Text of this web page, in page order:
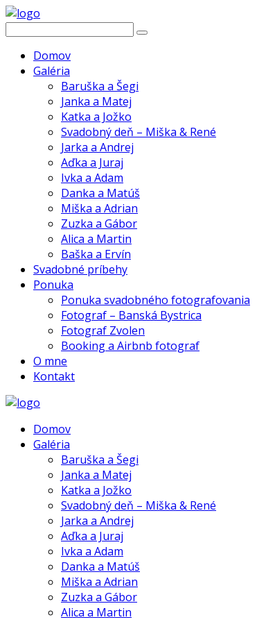
Domov
Galéria
Baruška a Šegi
Janka a Matej
Katka a Jožko
Svadobný deň – Miška & René
Jarka a Andrej
Aďka a Juraj
Ivka a Adam
Danka a Matúš
Miška a Adrian
Zuzka a Gábor
Alica a Martin
Baška a Ervín
Svadobné príbehy
Ponuka
Ponuka svadobného fotografovania
Fotograf – Banská Bystrica
Fotograf Zvolen
Booking a Airbnb fotograf
O mne
Kontakt
Domov
Galéria
Baruška a Šegi
Janka a Matej
Katka a Jožko
Svadobný deň – Miška & René
Jarka a Andrej
Aďka a Juraj
Ivka a Adam
Danka a Matúš
Miška a Adrian
Zuzka a Gábor
Alica a Martin